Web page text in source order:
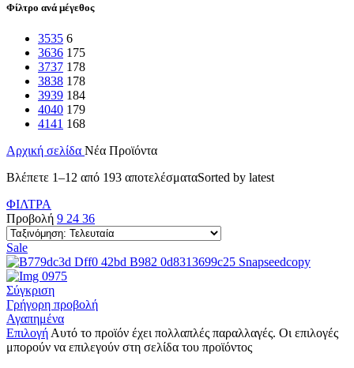
Φίλτρο ανά μέγεθος
3535 6
3636 175
3737 178
3838 178
3939 184
4040 179
4141 168
Αρχική σελίδα Νέα Προϊόντα
Βλέπετε 1–12 από 193 αποτελέσματαSorted by latest
ΦΙΛΤΡΑ
Προβολή 9 24 36
Sale
Σύγκριση
Γρήγορη προβολή
Αγαπημένα
Επιλογή Αυτό το προϊόν έχει πολλαπλές παραλλαγές. Οι επιλογές
μπορούν να επιλεγούν στη σελίδα του προϊόντος